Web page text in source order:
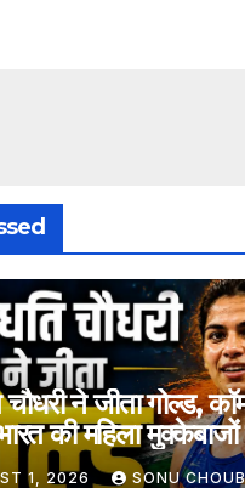
ने जीता गोल्ड,
की महिला मुक्केबाजों
1, 2026 SONU